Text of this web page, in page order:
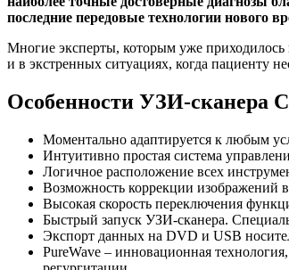
последние передовые технологии нового
Многие эксперты, которым уже приходилось
и в экстренных ситуациях, когда пациенту
Особенности УЗИ-сканера
Моментально адаптируется к любым
Интуитивно простая система
Логичное расположение всех
Возможность коррекции изображений
Высокая скорость переключения
Быстрый запуск УЗИ-сканера.
Экспорт данных на DVD и USB
PureWave – инновационная